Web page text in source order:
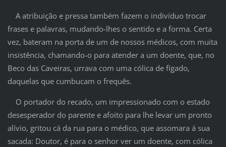
A atribuição e pressa também fazem o indivíduo trocar
frases e palavras, mudando-lhes o sentido e a forma. Certa
vez, bateram na porta de um de nossos médicos, com muita
insistência, chamando-o para atender a um doente, que, no
Beco das Caveiras, urrava com uma cólica de fígado,
daquelas que cumbucam o frequês.
O portador do recado, um impressionado com o estado
desesperador do parente e afoito para lhe levar um pronto
alívio, gritou cá da rua para o médico, que assomara á sua
sacada: Doutor, é para o senhor ver um doente, com cólica